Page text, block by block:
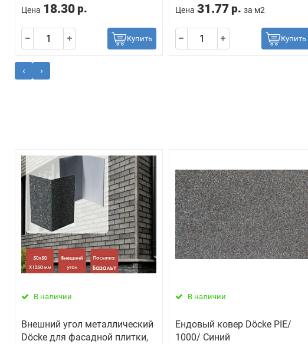
Цена 18.30 р.
Купить
Цена 31.77 р. за м2
Купить
‹ ›
В наличии
Внешний угол металлический
Döcke для фасадной плитки,
В наличии
Ендовый ковер Döcke PIE/
1000/ Синий